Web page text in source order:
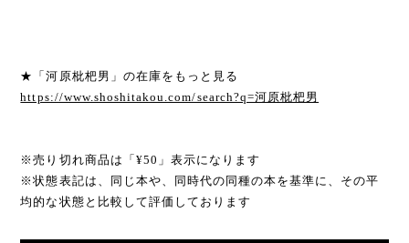
★「河原枇杷男」の在庫をもっと見る
https://www.shoshitakou.com/search?q=河原枇杷男
※売り切れ商品は「¥50」表示になります
※状態表記は、同じ本や、同時代の同種の本を基準に、その平
均的な状態と比較して評価しております